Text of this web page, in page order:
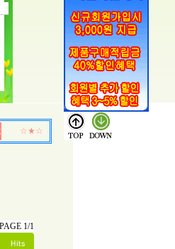
요!!! / ★고객만족도★ - 99.99% ,『
☆★☆
1/1